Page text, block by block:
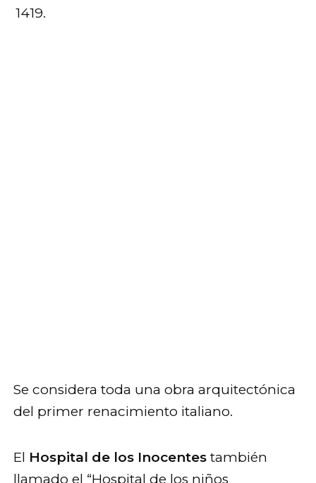
1419.
Se considera toda una obra arquitectónica
del primer renacimiento italiano.
El Hospital de los Inocentes también
llamado el “Hospital de los niños